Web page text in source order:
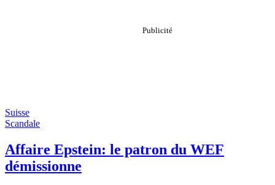
Suisse
Scandale
Affaire Epstein: le patron du WEF
démissionne